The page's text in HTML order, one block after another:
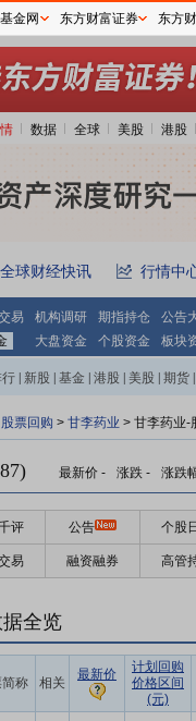
数据 全球 美股 港股
全球财经快讯 行情中
易 机构调研 期指持仓
公告
大盘资金 个股资金 板块
新股 基金 港股 美股 期货
股票回购 > 甘李药业 > 甘李药业-
最新价 - 涨跌 - 涨跌
评 公告 个股
易 融资融券 高管
全览
简称 相关
最新价
计划回购
价格区间
(元)
金网 东方财富证券 东方